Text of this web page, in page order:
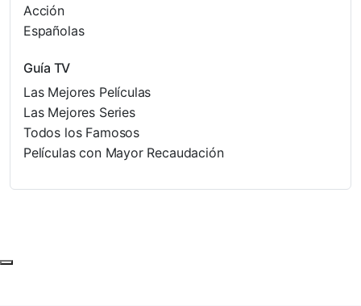
Acción
Españolas
Guía TV
Las Mejores Películas
Las Mejores Series
Todos los Famosos
Películas con Mayor Recaudación